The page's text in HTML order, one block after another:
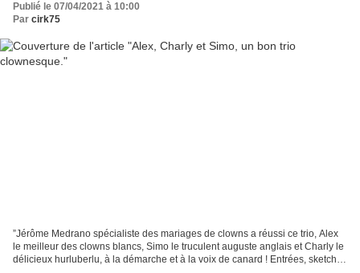
Publié le 07/04/2021 à 10:00
Par cirk75
”Jérôme Medrano spécialiste des mariages de clowns a réussi ce trio, Alex
le meilleur des clowns blancs, Simo le truculent auguste anglais et Charly le
délicieux hurluberlu, à la démarche et à la voix de canard ! Entrées, sketches